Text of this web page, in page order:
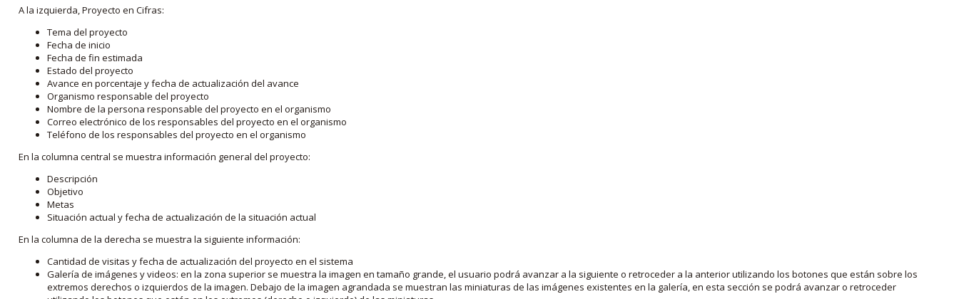
A la izquierda, Proyecto en Cifras:
Tema del proyecto
Fecha de inicio
Fecha de fin estimada
Estado del proyecto
Avance en porcentaje y fecha de actualización del avance
Organismo responsable del proyecto
Nombre de la persona responsable del proyecto en el organismo
Correo electrónico de los responsables del proyecto en el organismo
Teléfono de los responsables del proyecto en el organismo
En la columna central se muestra información general del proyecto:
Descripción
Objetivo
Metas
Situación actual y fecha de actualización de la situación actual
En la columna de la derecha se muestra la siguiente información:
Cantidad de visitas y fecha de actualización del proyecto en el sistema
Galería de imágenes y videos: en la zona superior se muestra la imagen en tamaño grande, el usuario podrá avanzar a la siguiente o retroceder a la anterior utilizando los botones que están sobre los
extremos derechos o izquierdos de la imagen. Debajo de la imagen agrandada se muestran las miniaturas de las imágenes existentes en la galería, en esta sección se podrá avanzar o retroceder